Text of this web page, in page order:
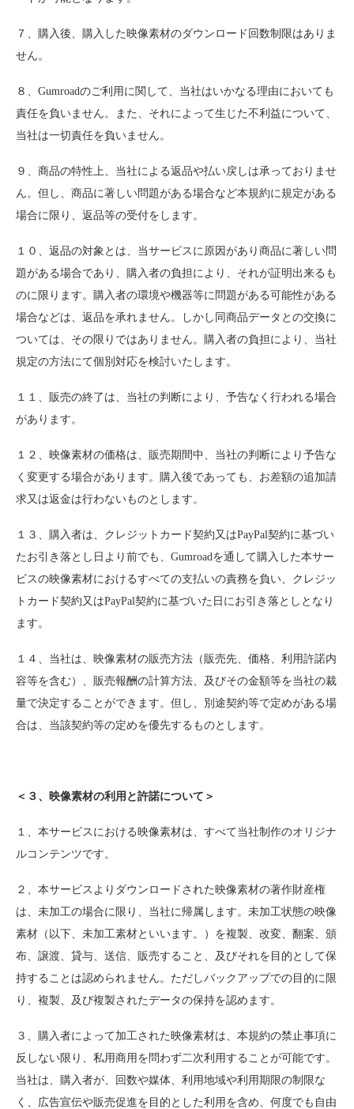
７、購入後、購入した映像素材のダウンロード回数制限はありま
せん。
８、Gumroadのご利用に関して、当社はいかなる理由においても
責任を負いません。また、それによって生じた不利益について、
当社は一切責任を負いません。
９、商品の特性上、当社による返品や払い戻しは承っておりませ
ん。但し、商品に著しい問題がある場合など本規約に規定がある
場合に限り、返品等の受付をします。
１０、返品の対象とは、当サービスに原因があり商品に著しい問
題がある場合であり、購入者の負担により、それが証明出来るも
のに限ります。購入者の環境や機器等に問題がある可能性がある
場合などは、返品を承れません。しかし同商品データとの交換に
ついては、その限りではありません。購入者の負担により、当社
規定の方法にて個別対応を検討いたします。
１１、販売の終了は、当社の判断により、予告なく行われる場合
があります。
１２、映像素材の価格は、販売期間中、当社の判断により予告な
く変更する場合があります。購入後であっても、お差額の追加請
求又は返金は行わないものとします。
１３、購入者は、クレジットカード契約又はPayPal契約に基づい
たお引き落とし日より前でも、Gumroadを通して購入した本サー
ビスの映像素材におけるすべての支払いの責務を負い、クレジッ
トカード契約又はPayPal契約に基づいた日にお引き落としとなり
ます。
１４、当社は、映像素材の販売方法（販売先、価格、利用許諾内
容等を含む）、販売報酬の計算方法、及びその金額等を当社の裁
量で決定することができます。但し、別途契約等で定めがある場
合は、当該契約等の定めを優先するものとします。
＜３、映像素材の利用と許諾について＞
１、本サービスにおける映像素材は、すべて当社制作のオリジナ
ルコンテンツです。
２、本サービスよりダウンロードされた映像素材の著作財産権
は、未加工の場合に限り、当社に帰属します。未加工状態の映像
素材（以下、未加工素材といいます。）を複製、改変、翻案、頒
布、譲渡、貸与、送信、販売すること、及びそれを目的として保
持することは認められません。ただしバックアップでの目的に限
り、複製、及び複製されたデータの保持を認めます。
３、購入者によって加工された映像素材は、本規約の禁止事項に
反しない限り、私用商用を問わず二次利用することが可能です。
当社は、購入者が、回数や媒体、利用地域や利用期限の制限な
く、広告宣伝や販売促進を目的とした利用を含め、何度でも自由